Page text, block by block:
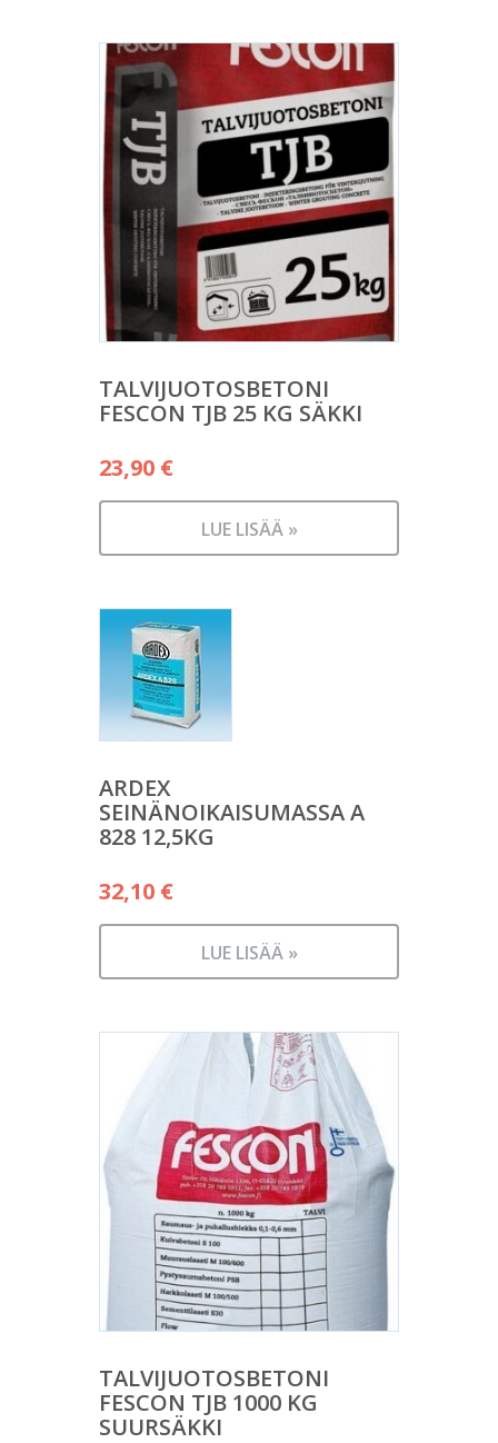
TALVIJUOTOSBETONI
FESCON TJB 25 KG SÄKKI
23,90 €
LUE LISÄÄ »
ARDEX
SEINÄNOIKAISUMASSA A
828 12,5KG
32,10 €
LUE LISÄÄ »
TALVIJUOTOSBETONI
FESCON TJB 1000 KG
SUURSÄKKI